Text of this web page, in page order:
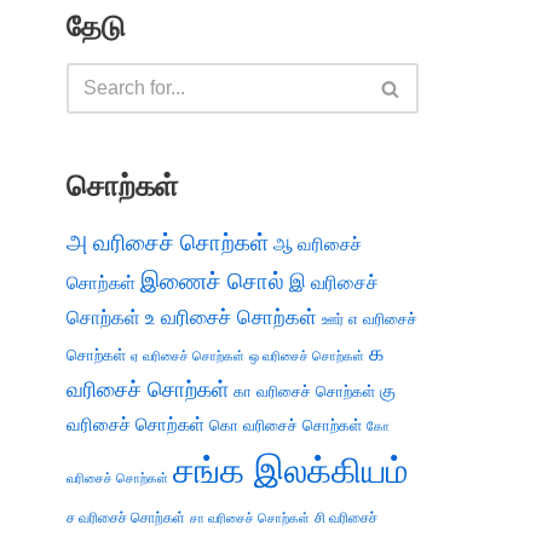
தேடு
சொற்கள்
அ வரிசைச் சொற்கள் ஆ வரிசைச்
சொற்கள் இணைச் சொல் இ வரிசைச்
சொற்கள் உ வரிசைச் சொற்கள் ஊர் எ வரிசைச்
சொற்கள் ஏ வரிசைச் சொற்கள் ஒ வரிசைச் சொற்கள் க
வரிசைச் சொற்கள் கா வரிசைச் சொற்கள் கு
வரிசைச் சொற்கள் கொ வரிசைச் சொற்கள் கோ
வரிசைச் சொற்கள் சங்க இலக்கியம்
ச வரிசைச் சொற்கள் சா வரிசைச் சொற்கள் சி வரிசைச்